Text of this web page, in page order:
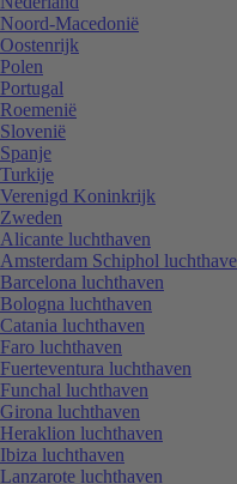
Noord-Macedonië
Oostenrijk
Polen
Portugal
Roemenië
Slovenië
Spanje
Turkije
Verenigd Koninkrijk
Zweden
Alicante luchthaven
Amsterdam Schiphol
Barcelona luchthaven
Bologna luchthaven
Catania luchthaven
Faro luchthaven
Fuerteventura luchthaven
Funchal luchthaven
Girona luchthaven
Heraklion luchthaven
Ibiza luchthaven
Lanzarote luchthaven